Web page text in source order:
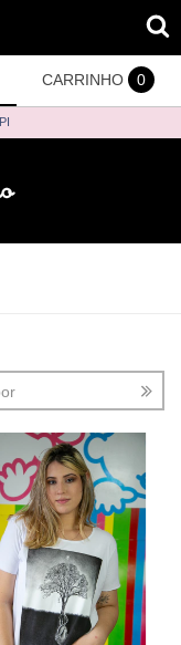
CARRINHO 0